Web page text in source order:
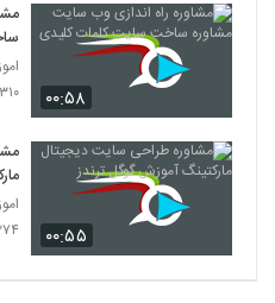
۰۰:۵۸
۳۱۰ بازدید
۰۰:۵۵
۲۷۴